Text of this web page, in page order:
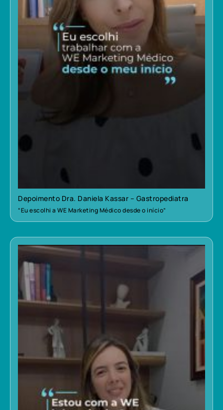
Depoimento Dra. Daniela Kassar – Gastropediatra
“Eu escolhi a WE Marketing Médico desde o início”